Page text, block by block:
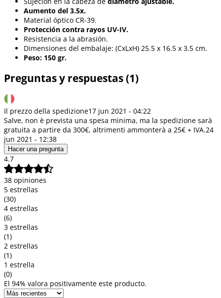
Aumento del 3.5x.
Material óptico CR-39.
Protección contra rayos UV-IV.
Resistencia a la abrasión.
Dimensiones del embalaje: (CxLxH) 25.5 x 16.5 x 3.5 cm.
Peso: 150 gr.
Preguntas y respuestas (1)
Il prezzo della spedizione17 jun 2021 - 04:22
Salve, non è prevista una spesa minima, ma la spedizione sarà
gratuita a partire da 300€, altrimenti ammonterà a 25€ + IVA.24
jun 2021 - 12:38
Hacer una pregunta
4.7
38 opiniones
5 estrellas
(30)
4 estrellas
(6)
3 estrellas
(1)
2 estrellas
(1)
1 estrella
(0)
El 94% valora positivamente este producto.